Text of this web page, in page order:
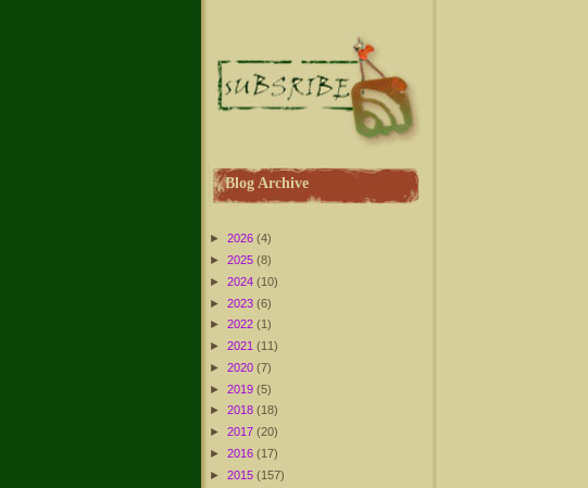
Blog Archive
► 2026 (4)
► 2025 (8)
► 2024 (10)
► 2023 (6)
► 2022 (1)
► 2021 (11)
► 2020 (7)
► 2019 (5)
► 2018 (18)
► 2017 (20)
► 2016 (17)
► 2015 (157)